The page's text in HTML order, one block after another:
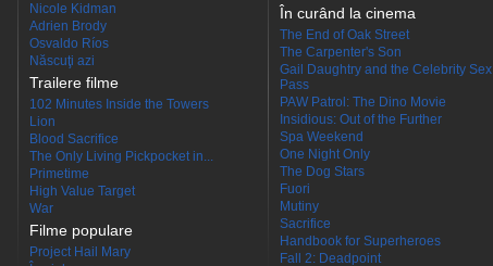
Nicole Kidman
Adrien Brody
Osvaldo Ríos
Născuţi azi
Trailere filme
102 Minutes Inside the Towers
Lion
Blood Sacrifice
The Only Living Pickpocket in...
Primetime
High Value Target
War
Filme populare
Project Hail Mary
În curând la cinema
The End of Oak Street
The Carpenter's Son
Gail Daughtry and the Celebrity Sex
Pass
PAW Patrol: The Dino Movie
Insidious: Out of the Further
Spa Weekend
One Night Only
The Dog Stars
Fuori
Mutiny
Sacrifice
Handbook for Superheroes
Fall 2: Deadpoint